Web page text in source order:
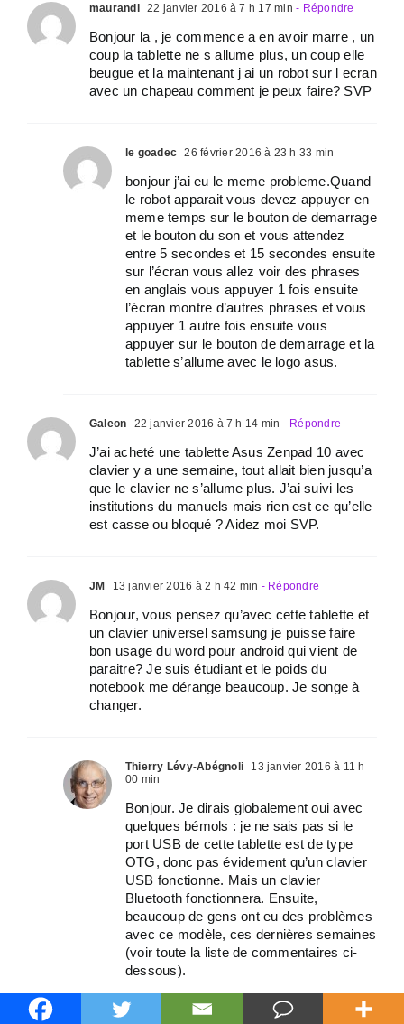
maurandi 22 janvier 2016 à 7 h 17 min - Répondre
Bonjour la , je commence a en avoir marre , un
coup la tablette ne s allume plus, un coup elle
beugue et la maintenant j ai un robot sur l ecran
avec un chapeau comment je peux faire? SVP
le goadec 26 février 2016 à 23 h 33 min
bonjour j’ai eu le meme probleme.Quand
le robot apparait vous devez appuyer en
meme temps sur le bouton de demarrage
et le bouton du son et vous attendez
entre 5 secondes et 15 secondes ensuite
sur l’écran vous allez voir des phrases
en anglais vous appuyer 1 fois ensuite
l’écran montre d’autres phrases et vous
appuyer 1 autre fois ensuite vous
appuyer sur le bouton de demarrage et la
tablette s’allume avec le logo asus.
Galeon 22 janvier 2016 à 7 h 14 min - Répondre
J’ai acheté une tablette Asus Zenpad 10 avec
clavier y a une semaine, tout allait bien jusqu’a
que le clavier ne s’allume plus. J’ai suivi les
institutions du manuels mais rien est ce qu’elle
est casse ou bloqué ? Aidez moi SVP.
JM 13 janvier 2016 à 2 h 42 min - Répondre
Bonjour, vous pensez qu’avec cette tablette et
un clavier universel samsung je puisse faire
bon usage du word pour android qui vient de
paraitre? Je suis étudiant et le poids du
notebook me dérange beaucoup. Je songe à
changer.
Thierry Lévy-Abégnoli
13 janvier 2016 à 11 h
00 min
Bonjour. Je dirais globalement oui avec
quelques bémols : je ne sais pas si le
port USB de cette tablette est de type
OTG, donc pas évidement qu’un clavier
USB fonctionne. Mais un clavier
Bluetooth fonctionnera. Ensuite,
beaucoup de gens ont eu des problèmes
avec ce modèle, ces dernières semaines
(voir toute la liste de commentaires ci-
dessous).